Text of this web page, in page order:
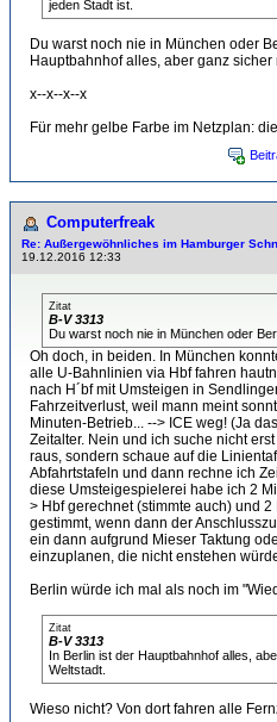
jeden Stadt ist.
Du warst noch nie in München oder
Hauptbahnhof alles, aber ganz
x--x--x--x
Für mehr gelbe Farbe im Netzplan:
Computerfreak
Re: Außergewöhnliches im Hamburger
19.12.2016 12:33
Zitat
B-V 3313
Du warst noch nie in München oder
Oh doch, in beiden. In München
alle U-Bahnlinien via Hbf fahren
nach H´bf mit Umsteigen in
Fahrzeitverlust, weil mann meint
Minuten-Betrieb... --> ICE weg! (Ja
Zeitalter. Nein und ich suche nicht
raus, sondern schaue auf die
Abfahrtstafeln und dann rechne ich
diese Umsteigespielerei habe ich 2
> Hbf gerechnet (stimmte auch) und
gestimmt, wenn dann der
ein dann aufgrund Mieser Taktung
einzuplanen, die nicht enstehen
Berlin würde ich mal als noch im
Zitat
B-V 3313
In Berlin ist der Hauptbahnhof alles,
Weltstadt.
Wieso nicht? Von dort fahren alle